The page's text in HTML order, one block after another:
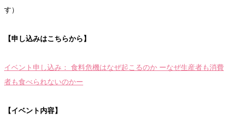
す）
【申し込みはこちらから】
イベント申し込み： 食料危機はなぜ起こるのか ーなぜ生産者も消費
者も食べられないのかー
【イベント内容】